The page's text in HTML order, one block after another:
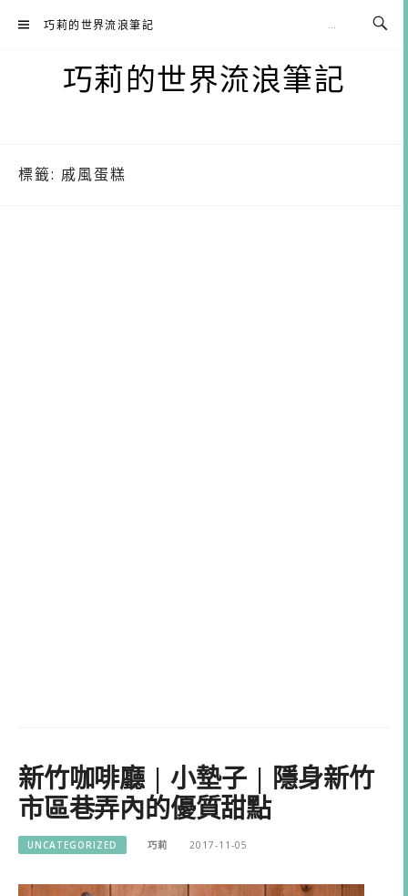
巧莉的世界流浪筆記
巧莉的世界流浪筆記
標籤: 戚風蛋糕
新竹咖啡廳 | 小墊子 | 隱身新竹
市區巷弄內的優質甜點
UNCATEGORIZED 巧莉 2017-11-05